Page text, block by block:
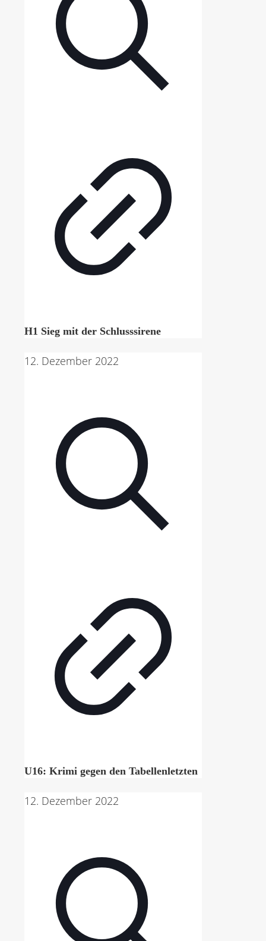
H1 Sieg mit der Schlusssirene
12. Dezember 2022
U16: Krimi gegen den Tabellenletzten
12. Dezember 2022